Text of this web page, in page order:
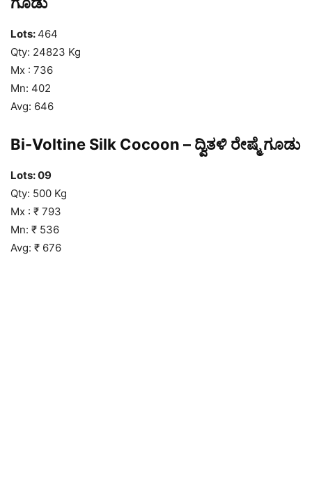
Lots:464
Qty: 24823 Kg
Mx : 736
Mn: 402
Avg: 646
Bi-Voltine Silk Cocoon – ದ್ವಿತಳಿ ರೇಷ್ಮೆ ಗೂಡು
Lots: 09
Qty: 500 Kg
Mx : ₹ 793
Mn: ₹ 536
Avg: ₹ 676